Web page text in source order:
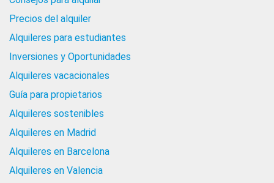
Precios del alquiler
Alquileres para estudiantes
Inversiones y Oportunidades
Alquileres vacacionales
Guía para propietarios
Alquileres sostenibles
Alquileres en Madrid
Alquileres en Barcelona
Alquileres en Valencia